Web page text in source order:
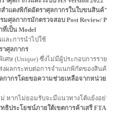
สำแดงพิกัดอัตราศุลกากรในใบขนสินค้า
ศุลกากรมักตรวจสอบ Post Review/
เป็น Model
ะการนำไปใช้
าศุลกากร
ษ (Unique) ซึ่งไม่มีผู้ประกอบการรายอื่
ผลกระทบต่อการจำแนกพิกัดของสินค้า
กากรโดยขอความช่วยเหลือจากหน่วยง
หากไม่ยอมรับจะมีแนวทางโต้แย้งอย่าง
ธิประโยชน์ภายใต้เขตการค้าเสรี FTA